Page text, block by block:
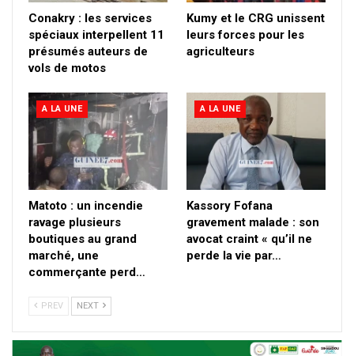
Conakry : les services
spéciaux interpellent 11
présumés auteurs de
vols de motos
Kumy et le CRG unissent
leurs forces pour les
agriculteurs
A LA UNE
Matoto : un incendie
ravage plusieurs
boutiques au grand
marché, une
commerçante perd…
A LA UNE
Kassory Fofana
gravement malade : son
avocat craint « qu’il ne
perde la vie par…
PREV NEXT